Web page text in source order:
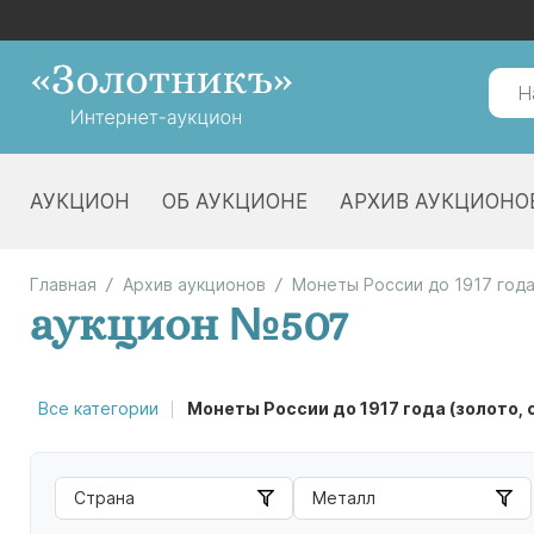
АУКЦИОН ОБ АУКЦИОНЕ АРХИВ
Главная Архив аукционов Монеты России до 1917
аукцион №507
Все категории Монеты России до 1917 года (золото,
Страна Металл